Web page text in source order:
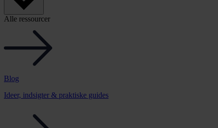
Alle ressourcer
Blog
Ideer, indsigter & praktiske guides